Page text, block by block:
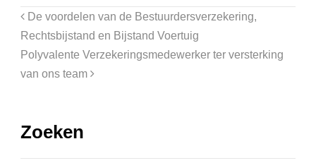
De voordelen van de Bestuurdersverzekering,
Rechtsbijstand en Bijstand Voertuig
Polyvalente Verzekeringsmedewerker ter versterking
van ons team
Zoeken